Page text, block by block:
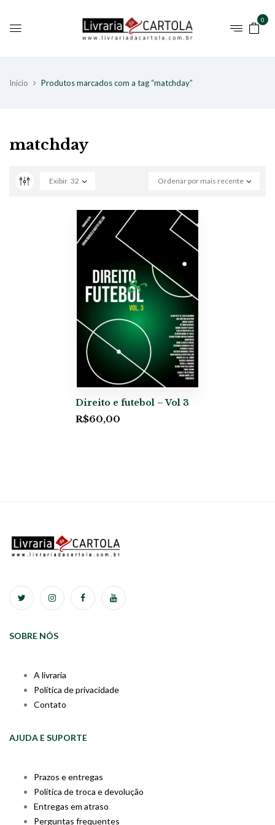
0
Início Produtos marcados com a tag “matchday”
matchday
Ordenar por mais recente
Exibir 32
Direito e futebol – Vol 3
R$60,00
SOBRE NÓS
A livraria
Política de privacidade
Contato
AJUDA E SUPORTE
Prazos e entregas
Política de troca e devolução
Entregas em atraso
Perguntas frequentes